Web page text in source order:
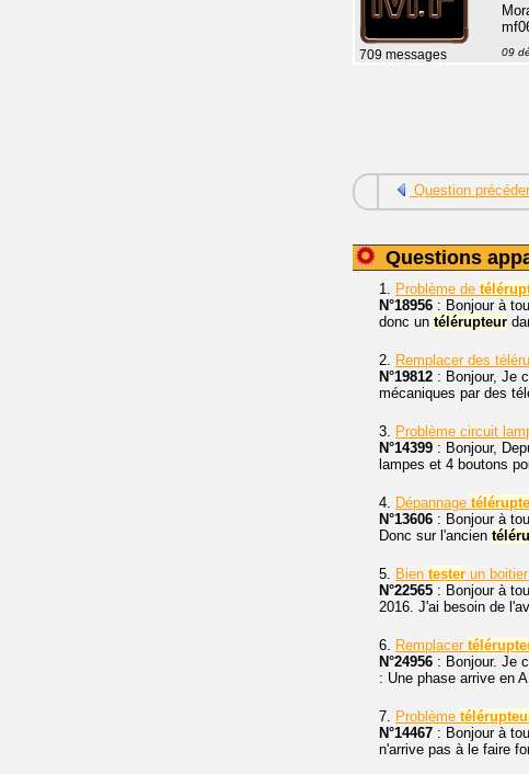
709 messages 09
Question
Questions
1. Problème de
N°18956 : Bonjour à
donc un télérupteur
2. Remplacer des
N°19812 : Bonjour, Je
mécaniques par des
3. Problème circuit
N°14399 : Bonjour,
lampes et 4 boutons
4. Dépannage
N°13606 : Bonjour à
Donc sur l'ancien
5. Bien tester un
N°22565 : Bonjour à
2016. J'ai besoin de
6. Remplacer
N°24956 : Bonjour. Je
: Une phase arrive en
7. Problème
N°14467 : Bonjour à
n'arrive pas à le faire